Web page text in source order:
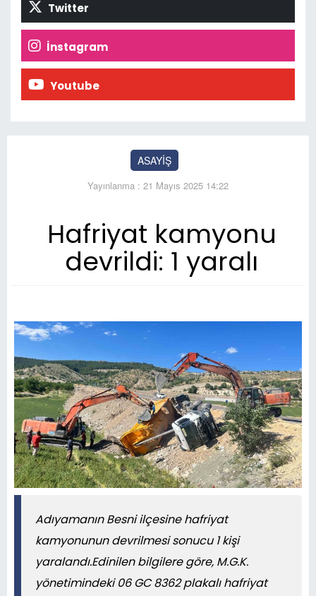
Twitter
İnstagram
Youtube
ASAYİŞ
Yayınlanma : 21 Mayıs 2025 14:22
Hafriyat kamyonu
devrildi: 1 yaralı
Adıyamanın Besni ilçesine hafriyat
kamyonunun devrilmesi sonucu 1 kişi
yaralandı.Edinilen bilgilere göre, M.G.K.
yönetimindeki 06 GC 8362 plakalı hafriyat